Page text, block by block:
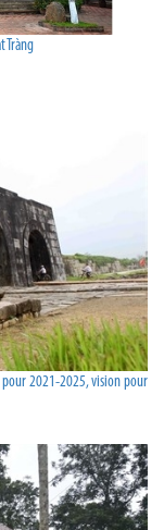
Tràng
pour 2021-2025, vision pour